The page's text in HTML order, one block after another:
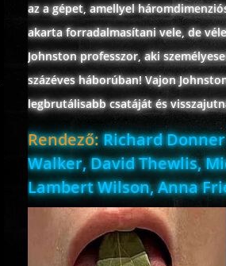
az a gépet, amellyel
akarta forradalmasítani vele, de
Johnston professzor, aki
százéves háborúban! Vajon
legbrutálisabb csatáját és
Rendező:Richard
Walker, David Thewlis,
Lambert Wilson, Anna